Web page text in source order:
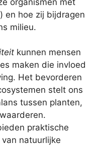
en hoe zij bijdragen
milieu.
kunnen mensen
maken die invloed
Het bevorderen
stelt ons
tussen planten,
praktische
natuurlijke